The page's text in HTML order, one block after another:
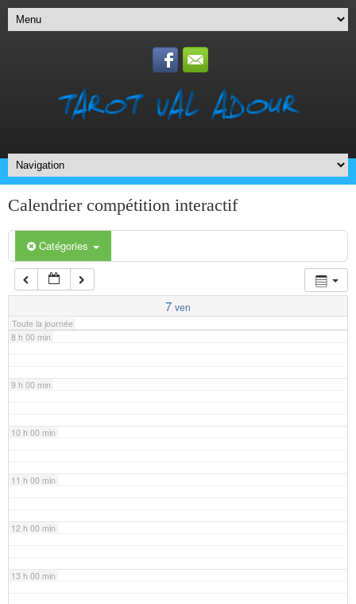
Calendrier compétition interactif
Catégories
7 ven
Toute la journée
6 h 00 min
7 h 00 min
8 h 00 min
9 h 00 min
10 h 00 min
11 h 00 min
12 h 00 min
13 h 00 min